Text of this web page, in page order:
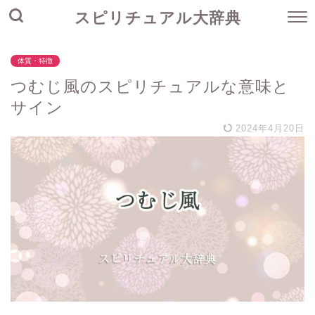
スピリチュアル大辞典
体質・特徴
つむじ風のスピリチュアルな意味と
サイン
2024年4月20日